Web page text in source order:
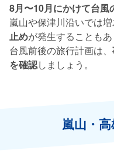
8月〜10月にかけて台風
嵐山や保津川沿いでは増
止めが発生することもあ
台風前後の旅行計画は、
を確認しましょう。
嵐山・